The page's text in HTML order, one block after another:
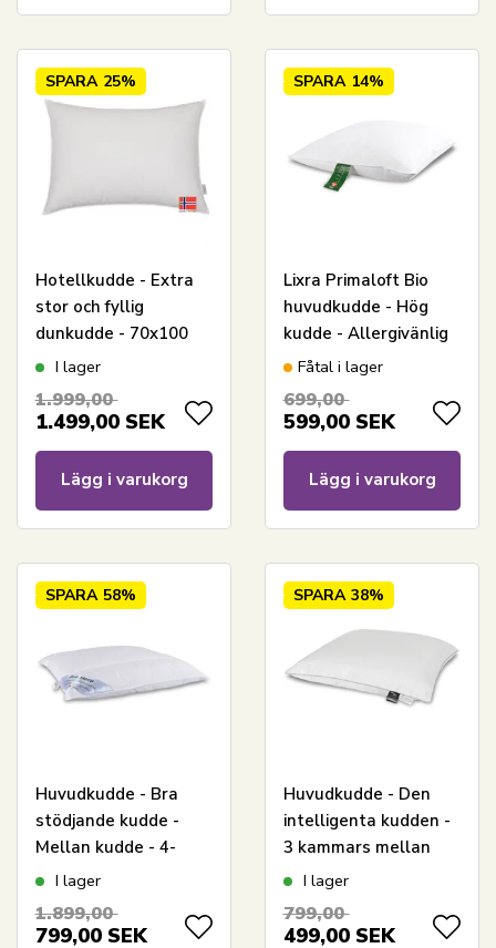
SPARA 25%
Hotellkudde - Extra
stor och fyllig
dunkudde - 70x100
cm - Høie of
I lager
1.999,00
1.499,00 SEK
Lägg i varukorg
SPARA 14%
Lixra Primaloft Bio
huvudkudde - Hög
kudde - Allergivänlig
dunfiberkudde -
Primaloft Bio
Fåtal i lager
699,00
599,00 SEK
Lägg i varukorg
SPARA 58%
Huvudkudde - Bra
stödjande kudde -
Mellan kudde - 4-
kammarskudde -
I lager
1.899,00
799,00 SEK
SPARA 38%
Huvudkudde - Den
intelligenta kudden -
3 kammars mellan
huvudkudde - 50x60
I lager
799,00
499,00 SEK